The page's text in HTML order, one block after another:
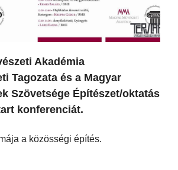
Akadémia
Tagozata és a Magyar
Szövetsége Építészet/oktatás
konferenciát.
a közösségi építés.